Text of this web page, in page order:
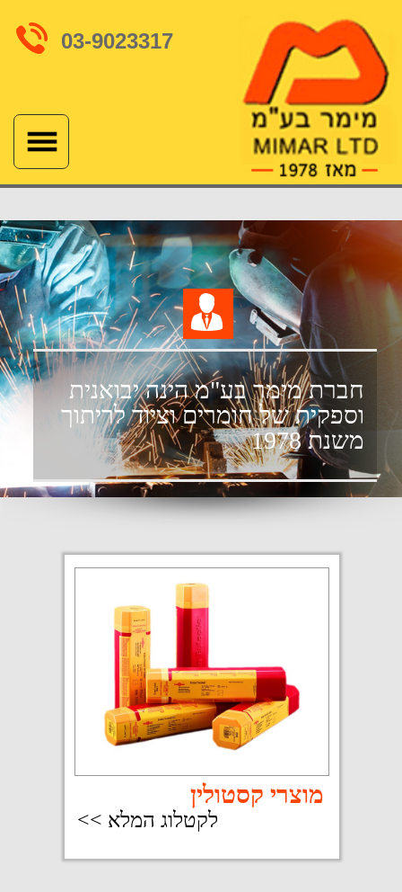
03-9023317
חברת מימר בע"מ הינה יבואנית
וספקית של חומרים וציוד לריתוך
משנת 1978
מוצרי קסטולין
רתכות CO2/MIG